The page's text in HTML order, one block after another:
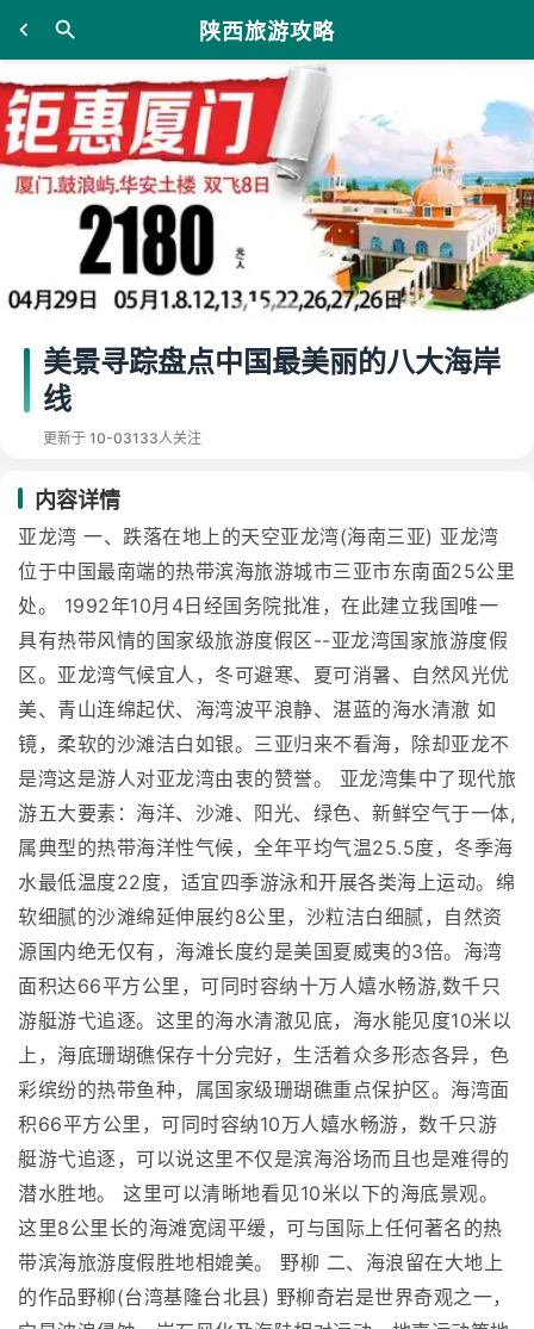
陕西旅游攻略
美景寻踪盘点中国最美丽的八大海岸
线
更新于 10-03133人关注
内容详情
亚龙湾 一、跌落在地上的天空亚龙湾(海南三亚) 亚龙湾
位于中国最南端的热带滨海旅游城市三亚市东南面25公里
处。 1992年10月4日经国务院批准，在此建立我国唯一
具有热带风情的国家级旅游度假区--亚龙湾国家旅游度假
区。亚龙湾气候宜人，冬可避寒、夏可消暑、自然风光优
美、青山连绵起伏、海湾波平浪静、湛蓝的海水清澈 如
镜，柔软的沙滩洁白如银。三亚归来不看海，除却亚龙不
是湾这是游人对亚龙湾由衷的赞誉。 亚龙湾集中了现代旅
游五大要素：海洋、沙滩、阳光、绿色、新鲜空气于一体,
属典型的热带海洋性气候，全年平均气温25.5度，冬季海
水最低温度22度，适宜四季游泳和开展各类海上运动。绵
软细腻的沙滩绵延伸展约8公里，沙粒洁白细腻，自然资
源国内绝无仅有，海滩长度约是美国夏威夷的3倍。海湾
面积达66平方公里，可同时容纳十万人嬉水畅游,数千只
游艇游弋追逐。这里的海水清澈见底，海水能见度10米以
上，海底珊瑚礁保存十分完好，生活着众多形态各异，色
彩缤纷的热带鱼种，属国家级珊瑚礁重点保护区。海湾面
积66平方公里，可同时容纳10万人嬉水畅游，数千只游
艇游弋追逐，可以说这里不仅是滨海浴场而且也是难得的
潜水胜地。 这里可以清晰地看见10米以下的海底景观。
这里8公里长的海滩宽阔平缓，可与国际上任何著名的热
带滨海旅游度假胜地相媲美。 野柳 二、海浪留在大地上
的作品野柳(台湾基隆台北县) 野柳奇岩是世界奇观之一，